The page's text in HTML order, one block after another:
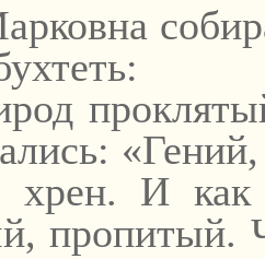
:
И как
пропитый.